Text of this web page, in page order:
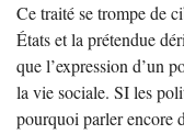
Ce traité se trompe de
États et la prétendue
que l’expression d’un
la vie sociale. SIles
pourquoi parler encore